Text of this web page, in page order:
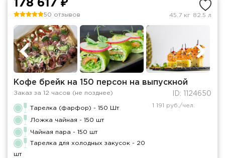
178 617 ₽
50 отзывов 45.7 кг 82.5 л
Кофе брейк на 150 персон на выпускной
Заказ за 12 часов (не позднее) ID: 1124650
Тарелка (фарфор) - 150 Шт
Ложка чайная - 150 шт
Чайная пара - 150 шт
Тарелка для холодных закусок - 20
шт
1 191 руб./чел.